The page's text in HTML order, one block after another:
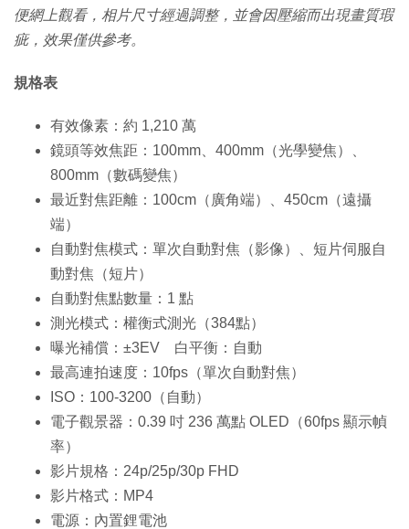
便網上觀看，相片尺寸經過調整，並會因壓縮而出現畫質瑕
疵，效果僅供參考。
規格表
有效像素：約 1,210 萬
鏡頭等效焦距：100mm、400mm（光學變焦）、
800mm（數碼變焦）
最近對焦距離：100cm（廣角端）、450cm（遠攝
端）
自動對焦模式：單次自動對焦（影像）、短片伺服自
動對焦（短片）
自動對焦點數量：1 點
測光模式：權衡式測光（384點）
曝光補償：±3EV 白平衡：自動
最高連拍速度：10fps（單次自動對焦）
ISO：100-3200（自動）
電子觀景器：0.39 吋 236 萬點 OLED（60fps 顯示幀
率）
影片規格：24p/25p/30p FHD
影片格式：MP4
電源：內置鋰電池